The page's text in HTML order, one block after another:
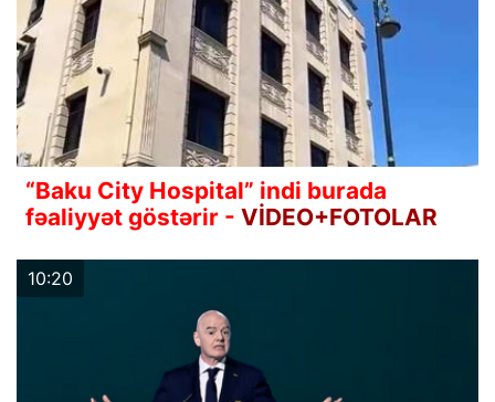
“Baku City Hospital” indi burada
fəaliyyət göstərir - VİDEO+FOTOLAR
10:20